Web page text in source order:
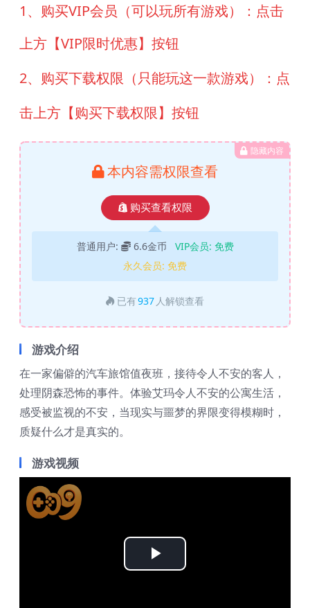
1、购买VIP会员（可以玩所有游戏）：点击
上方【VIP限时优惠】按钮
2、购买下载权限（只能玩这一款游戏）：点
击上方【购买下载权限】按钮
隐藏内容
本内容需权限查看
购买查看权限
普通用户: 6.6金币 VIP会员: 免费
永久会员: 免费
已有937 人解锁查看
游戏介绍
在一家偏僻的汽车旅馆值夜班，接待令人不安的客人，
处理阴森恐怖的事件。体验艾玛令人不安的公寓生活，
感受被监视的不安，当现实与噩梦的界限变得模糊时，
质疑什么才是真实的。
游戏视频
Play